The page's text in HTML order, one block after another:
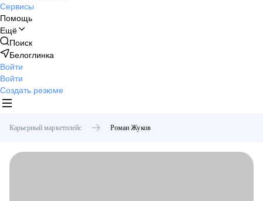
Сервисы
Помощь
Ещё
Поиск
Белоглинка
Войти
Войти
Создать резюме
Карьерный маркетплейс Роман Жуков